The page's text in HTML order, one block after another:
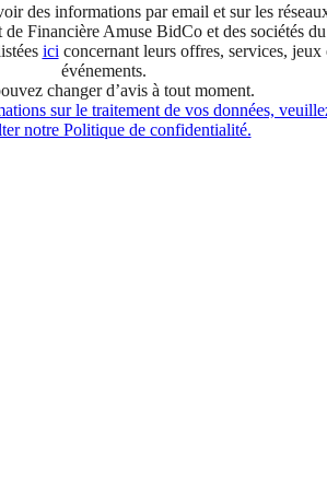
des informations par email et sur les
de Financière Amuse BidCo et des sociétés du
ici concernant leurs offres, services, jeux
événements.
changer d’avis à tout moment.
sur le traitement de vos données,
notre Politique de confidentialité.